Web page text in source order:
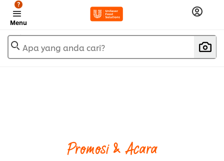
Menu
?
Apa yang anda cari?
Promosi & Acara